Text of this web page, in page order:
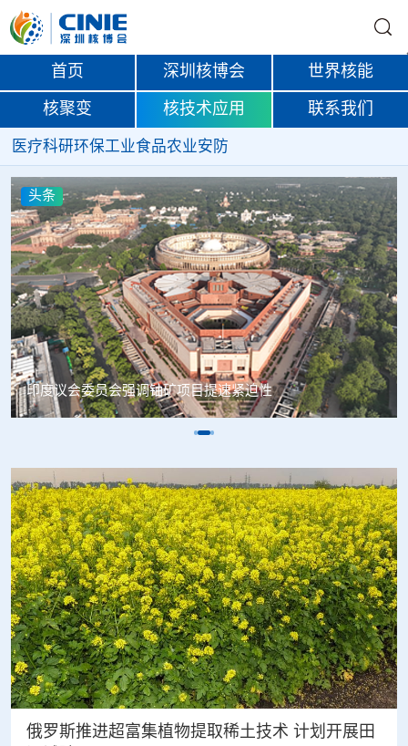
首页 深圳核博会 世界核能
核聚变 核技术应用 联系我们
医疗科研环保工业食品农业安防
议会委员会强调铀矿项目提速紧迫性
头条
中核
俄罗斯推进超富集植物提取稀土技术 计划开展田